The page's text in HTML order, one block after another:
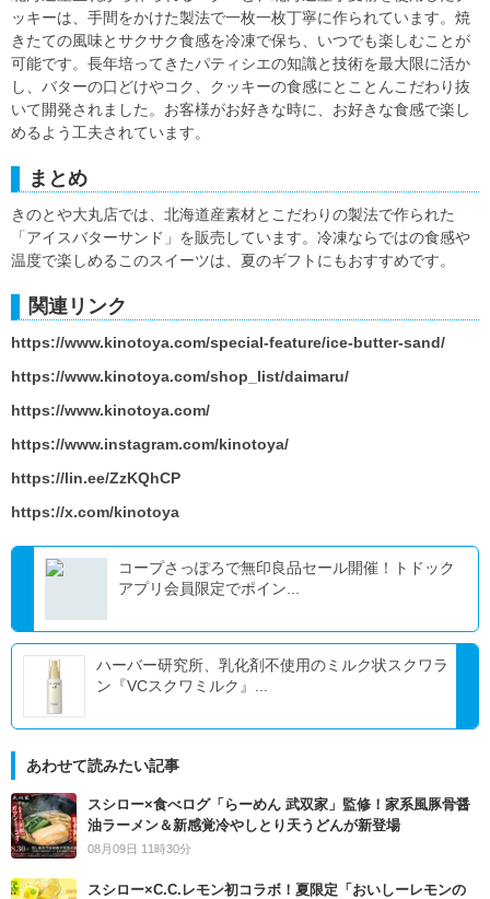
ッキーは、手間をかけた製法で一枚一枚丁寧に作られています。焼
きたての風味とサクサク食感を冷凍で保ち、いつでも楽しむことが
可能です。長年培ってきたパティシエの知識と技術を最大限に活か
し、バターの口どけやコク、クッキーの食感にとことんこだわり抜
いて開発されました。お客様がお好きな時に、お好きな食感で楽し
めるよう工夫されています。
まとめ
きのとや大丸店では、北海道産素材とこだわりの製法で作られた
「アイスバターサンド」を販売しています。冷凍ならではの食感や
温度で楽しめるこのスイーツは、夏のギフトにもおすすめです。
関連リンク
https://www.kinotoya.com/special-feature/ice-butter-sand/
https://www.kinotoya.com/shop_list/daimaru/
https://www.kinotoya.com/
https://www.instagram.com/kinotoya/
https://lin.ee/ZzKQhCP
https://x.com/kinotoya
コープさっぽろで無印良品セール開催！トドック
アプリ会員限定でポイン...
ハーバー研究所、乳化剤不使用のミルク状スクワラ
ン『VCスクワミルク』...
あわせて読みたい記事
スシロー×食べログ「らーめん 武双家」監修！家系風豚骨醤
油ラーメン＆新感覚冷やしとり天うどんが新登場
08月09日 11時30分
スシロー×C.C.レモン初コラボ！夏限定「おいしーレモンの